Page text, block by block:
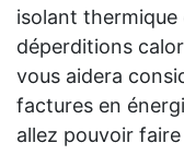
isolant thermique
déperditions
vous aidera
factures en
allez pouvoir